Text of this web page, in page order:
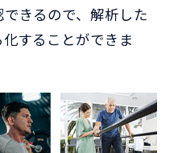
きるので、解析した
することができま